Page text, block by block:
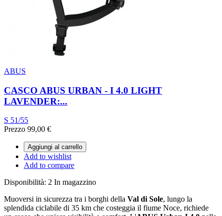
ABUS
CASCO ABUS URBAN - I 4.0 LIGHT
LAVENDER:...
S 51/55
Prezzo 99,00 €
Aggiungi al carrello
Add to wishlist
Add to compare
Disponibilità: 2 In magazzino
Muoversi in sicurezza tra i borghi della Val di Sole, lungo la
splendida ciclabile di 35 km che costeggia il fiume Noce, richiede